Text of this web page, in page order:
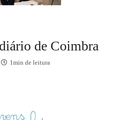
de Coimbra
1min de leitura